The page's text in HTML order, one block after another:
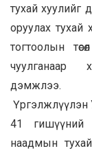
тухай хуулийг
оруулах тухай
тогтоолын
чуулганаар
дэмжлээ.
41 гишүүний
наадмын тухай